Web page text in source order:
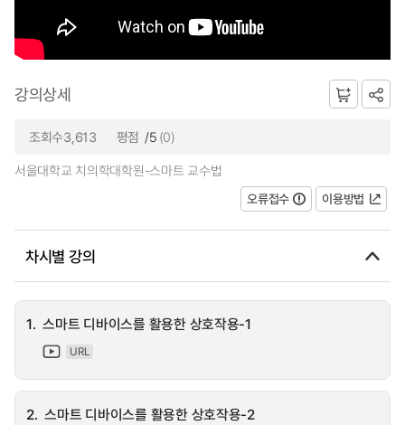
강의상세
조회수3,613 평점 /5 (0)
서울대학교 치의학대학원-스마트 교수법
오류접수
이용방법
차시별 강의
1. 스마트 디바이스를 활용한 상호작용-1
URL
2. 스마트 디바이스를 활용한 상호작용-2